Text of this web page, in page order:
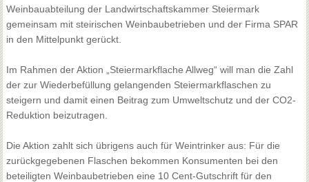
Weinbauabteilung der Landwirtschaftskammer Steiermark
gemeinsam mit steirischen Weinbaubetrieben und der Firma SPAR
in den Mittelpunkt gerückt.
Im Rahmen der Aktion „Steiermarkflache Allweg“ will man die Zahl
der zur Wiederbefüllung gelangenden Steiermarkflaschen zu
steigern und damit einen Beitrag zum Umweltschutz und der CO2-
Reduktion beizutragen.
Die Aktion zahlt sich übrigens auch für Weintrinker aus: Für die
zurückgegebenen Flaschen bekommen Konsumenten bei den
beteiligten Weinbaubetrieben eine 10 Cent-Gutschrift für den